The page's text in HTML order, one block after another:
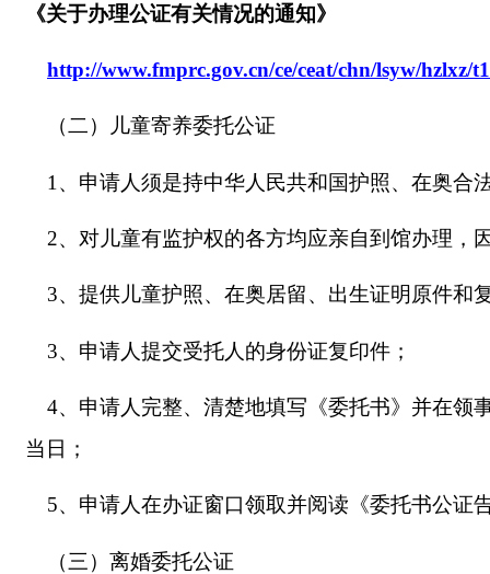
《关于办理公证有关情况的通知》
http://www.fmprc.gov.cn/ce/ceat/chn/lsyw/hzlxz/
（二）儿童寄养委托公证
1、申请人须是持中华人民共和国护照、在奥合
2、对儿童有监护权的各方均应亲自到馆办理，
3、提供儿童护照、在奥居留、出生证明原件和
3、 申请人提交受托人的身份证复印件；
4、申请人完整、清楚地填写《委托书》并在领
当日；
5、 申请人在办证窗口领取并阅读《委托书公证
（三）离婚委托公证